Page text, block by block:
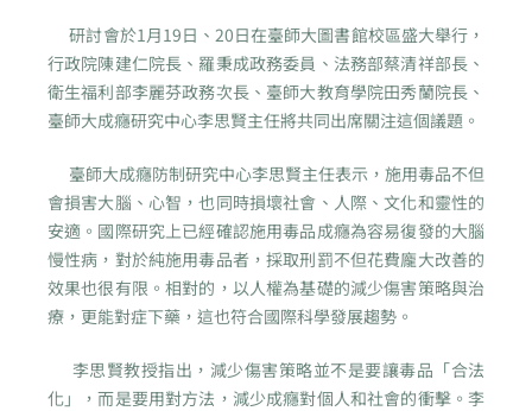
研討會於1月19日、20日在臺師大圖書館校區盛大舉行，
行政院陳建仁院長、羅秉成政務委員、法務部蔡清祥部長、
衛生福利部李麗芬政務次長、臺師大教育學院田秀蘭院長、
臺師大成癮研究中心李思賢主任將共同出席關注這個議題。
臺師大成癮防制研究中心李思賢主任表示，施用毒品不但
會損害大腦、心智，也同時損壞社會、人際、文化和靈性的
安適。國際研究上已經確認施用毒品成癮為容易復發的大腦
慢性病，對於純施用毒品者，採取刑罰不但花費龐大改善的
效果也很有限。相對的，以人權為基礎的減少傷害策略與治
療，更能對症下藥，這也符合國際科學發展趨勢。
李思賢教授指出，減少傷害策略並不是要讓毒品「合法
化」，而是要用對方法，減少成癮對個人和社會的衝擊。李